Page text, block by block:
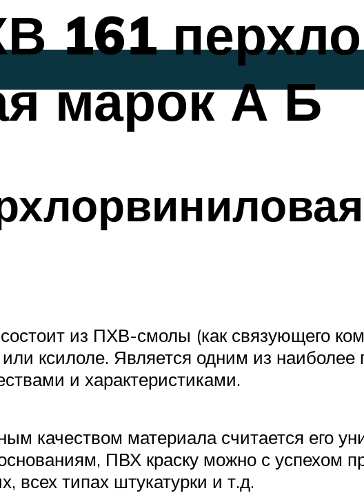
161
марок А Б
из ПХВ-смолы (как связующего
ксилоле. Является одним из
и характеристиками.
качеством материала считается его
ПВХ краску можно с успехом
всех типах штукатурки и т.д.